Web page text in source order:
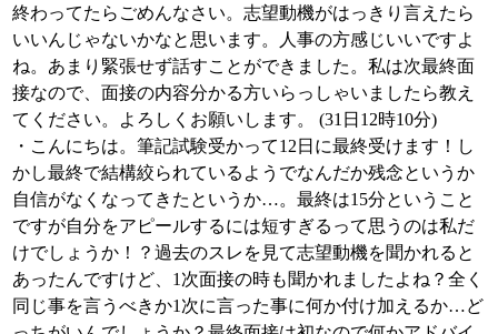
終わってたらごめんなさい。志望動機がはっきり言えたら
いいんじゃないかなと思います。人事の方感じいいですよ
ね。あまり緊張せず話すことができました。私は次最終面
接なので、面接の内容分かる方いらっしゃいましたら教え
てください。よろしくお願いします。 (31日12時10分)
・こんにちは。筆記試験受かって12日に最終受けます！し
かし最終で結構絞られているようでなんだか残念というか
自信がなくなってきたというか…。最終は15分ということ
ですが自分をアピールするには短すぎるって思うのは私だ
けでしょうか！？過去のスレを見て志望動機を聞かれると
あったんですけど、1次面接の時も聞かれましたよね？全く
同じ事を言うべきか1次に言った事に何か付け加えるか…ど